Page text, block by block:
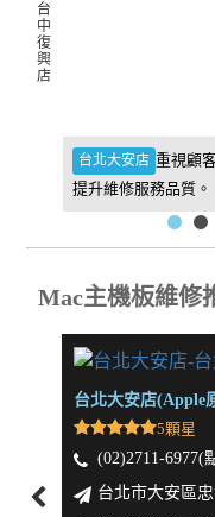
台北大安店 重視顧
提升維修服務品質。
台
中
復
興
店
Mac主機板維修
台北大安店(Apple
5顆星
(02)2711-6977(
台北市大安區